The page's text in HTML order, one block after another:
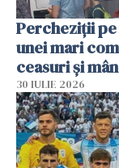
Percheziții
unei mari
ceasuri și
30 IULIE 2026